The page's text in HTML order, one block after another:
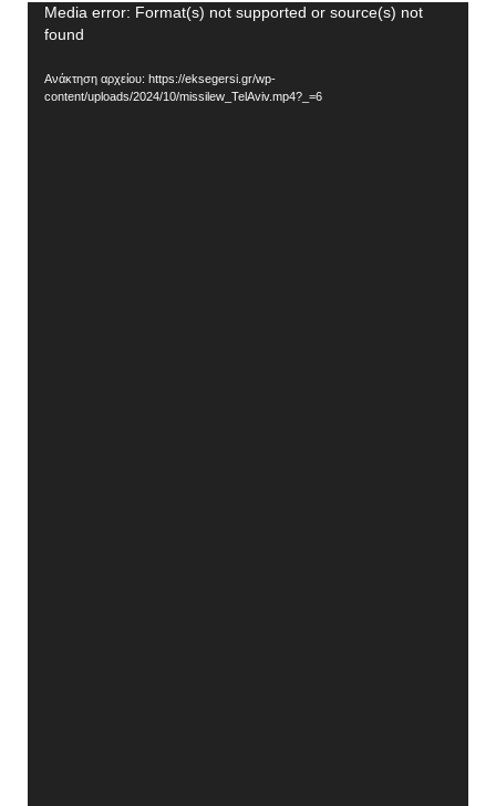
Πρόγραμμα
Αναπαραγωγής
Βίντεο
Media error: Format(s) not supported or source(s) not
found
Ανάκτηση αρχείου: https://eksegersi.gr/wp-
content/uploads/2024/10/missilew_TelAviv.mp4?_=6